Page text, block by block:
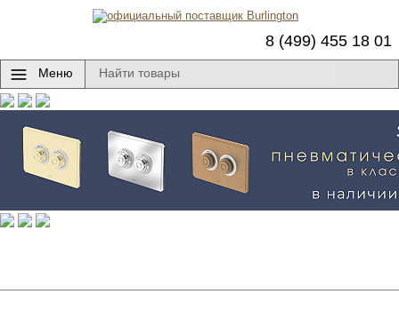
8 (499) 455 18 01
Меню